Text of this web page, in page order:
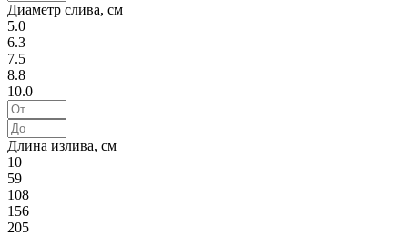
Диаметр слива, см
5.0
6.3
7.5
8.8
10.0
Длина излива, см
10
59
108
156
205